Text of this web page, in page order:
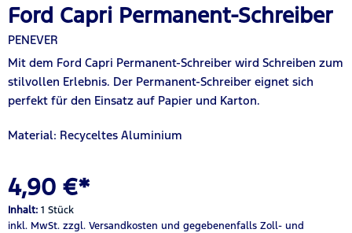
Ford Capri Permanent-Schreiber
PENEVER
Mit dem Ford Capri Permanent-Schreiber wird Schreiben zum
stilvollen Erlebnis. Der Permanent-Schreiber eignet sich
perfekt für den Einsatz auf Papier und Karton.
Material: Recyceltes Aluminium
4,90 €*
Inhalt: 1 Stück
inkl. MwSt. zzgl. Versandkosten und gegebenenfalls Zoll- und